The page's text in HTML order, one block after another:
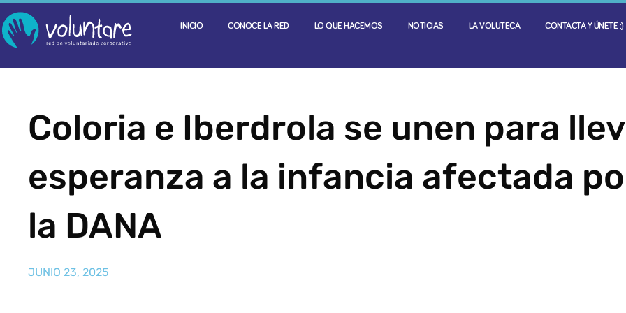
INICIO CONOCE LA RED LO QUE HACEMOS NOTICIAS LA VOLUTECA CONTACTA Y ÚNETE :)
Coloria e Iberdrola se unen para
esperanza a la infancia afectada
la DANA
JUNIO 23, 2025